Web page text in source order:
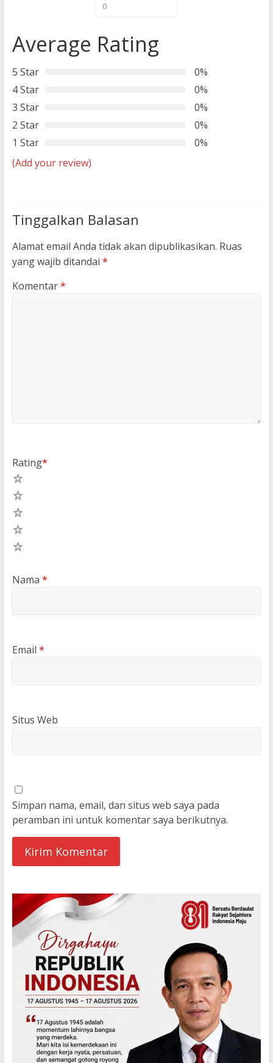
0
Average Rating
5 Star
0%
4 Star
0%
3 Star
0%
2 Star
0%
1 Star
0%
(Add your review)
Tinggalkan Balasan
Alamat email Anda tidak akan dipublikasikan. Ruas
yang wajib ditandai *
Komentar*
Rating*
Nama *
Email *
Situs Web
Simpan nama, email, dan situs web saya pada
peramban ini untuk komentar saya berikutnya.